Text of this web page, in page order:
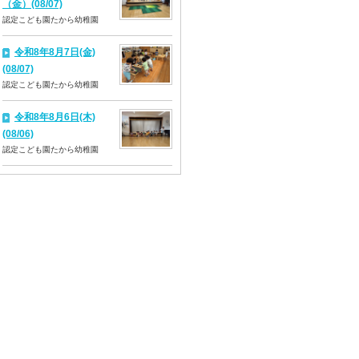
（金）(08/07)
認定こども園たから幼稚園
令和8年8月7日(金)
(08/07)
認定こども園たから幼稚園
令和8年8月6日(木)
(08/06)
認定こども園たから幼稚園